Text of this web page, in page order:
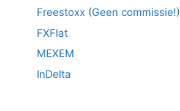
Freestoxx (Geen commissie!)
FXFlat
MEXEM
InDelta